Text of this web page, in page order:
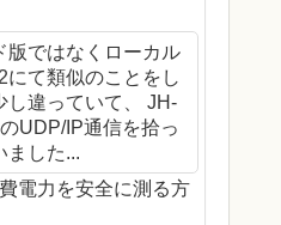
版ではなくローカル
て類似のことをし
し違っていて、 JH-
UDP/IP通信を拾っ
ました...
電力を安全に測る方